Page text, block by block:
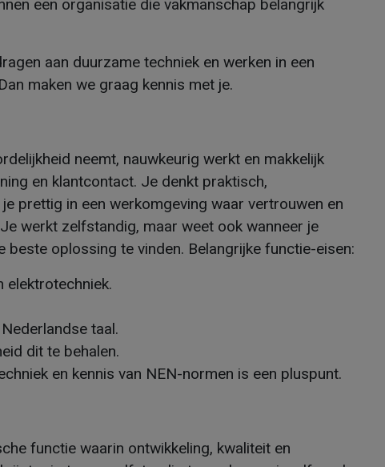
een organisatie die vakmanschap belangrijk
aan duurzame techniek en werken in een
maken we graag kennis met je.
neemt, nauwkeurig werkt en makkelijk
en klantcontact. Je denkt praktisch,
prettig in een werkomgeving waar vertrouwen en
werkt zelfstandig, maar weet ook wanneer je
beste oplossing te vinden. Belangrijke functie-eisen:
elektrotechniek.
taal.
dit te behalen.
en kennis van NEN-normen is een pluspunt.
functie waarin ontwikkeling, kwaliteit en